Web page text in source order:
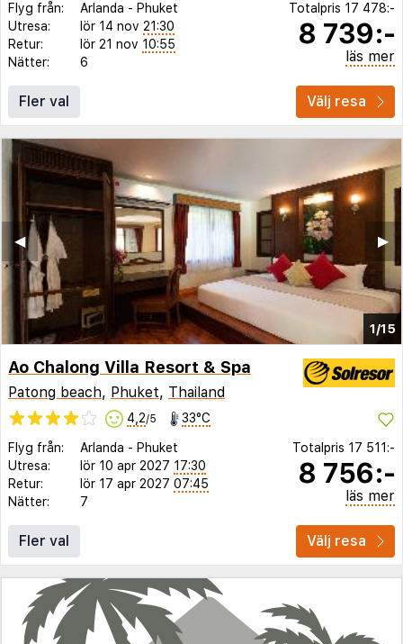
Flyg från: Arlanda - Phuket
Utresa:
lör 14 nov 21:30
Retur:
lör 21 nov 10:55
Nätter:
6
Totalpris 17 478:-
8 739:-
läs mer
Fler val Välj resa
1/15
▶︎
◀︎
Ao Chalong Villa Resort & Spa
Patong beach, Phuket, Thailand
4,2/5 33°C
Flyg från: Arlanda - Phuket
Utresa:
lör 10 apr 2027 17:30
Retur:
lör 17 apr 2027 07:45
Nätter:
7
Totalpris 17 511:-
8 756:-
läs mer
Fler val Välj resa